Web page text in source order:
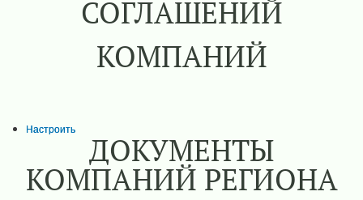
СОГЛАШЕНИЙ
КОМПАНИЙ
Настроить
ДОКУМЕНТЫ
КОМПАНИЙ РЕГИОНА